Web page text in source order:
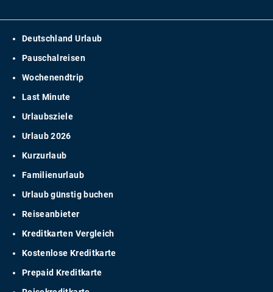
Deutschland Urlaub
Pauschalreisen
Wochenendtrip
Last Minute
Urlaubsziele
Urlaub 2026
Kurzurlaub
Familienurlaub
Urlaub günstig buchen
Reiseanbieter
Kreditkarten Vergleich
Kostenlose Kreditkarte
Prepaid Kreditkarte